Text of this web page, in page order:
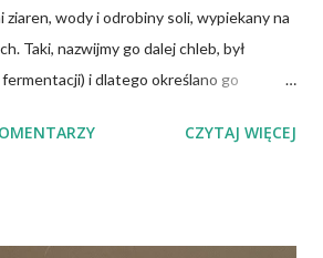
wody i odrobiny soli, wypiekany na
Taki, nazwijmy go dalej chleb, był
fermentacji) i dlatego określano go
mówią o nim czapatti, Żydzi maca, a
CZYTAJ WIĘCEJ